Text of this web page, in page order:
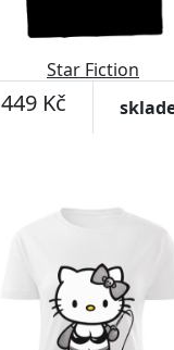
Star Fiction
449 Kč